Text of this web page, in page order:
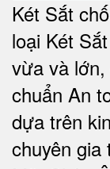
Két Sắt
loại Két
vừa và
chuẩn An
dựa trên
chuyên gia